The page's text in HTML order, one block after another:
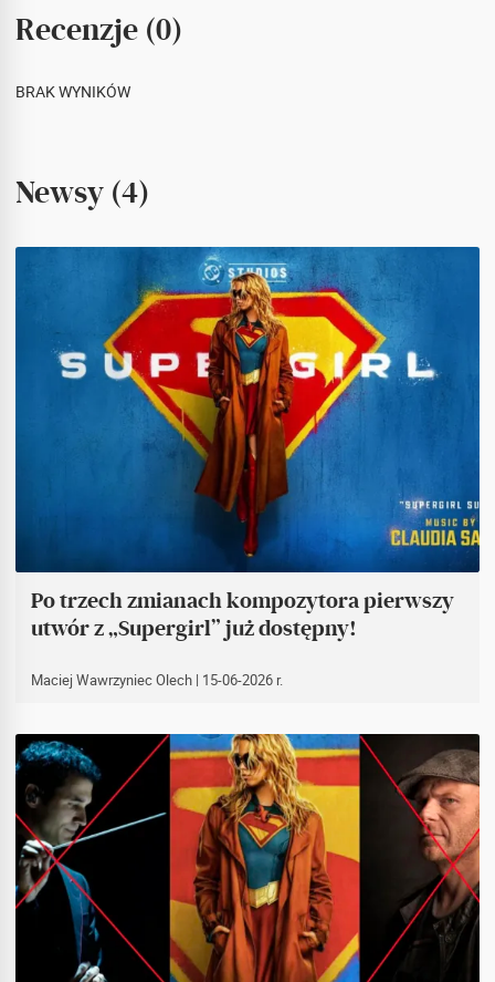
Recenzje (0)
BRAK WYNIKÓW
Newsy (4)
Po trzech zmianach kompozytora pierwszy
utwór z „Supergirl” już dostępny!
Maciej Wawrzyniec Olech | 15-06-2026 r.